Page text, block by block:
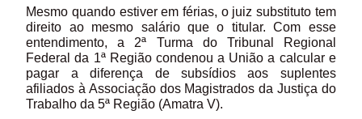
Mesmo quando estiver em férias, o juiz substituto tem
direito ao mesmo salário que o titular. Com esse
entendimento, a 2ª Turma do Tribunal Regional
Federal da 1ª Região condenou a União a calcular e
pagar a diferença de subsídios aos suplentes
afiliados à Associação dos Magistrados da Justiça do
Trabalho da 5ª Região (Amatra V).